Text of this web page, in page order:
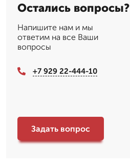
Остались вопросы?
Напишите нам и мы
ответим на все Ваши
вопросы
+7 929 22-444-10
Задать вопрос